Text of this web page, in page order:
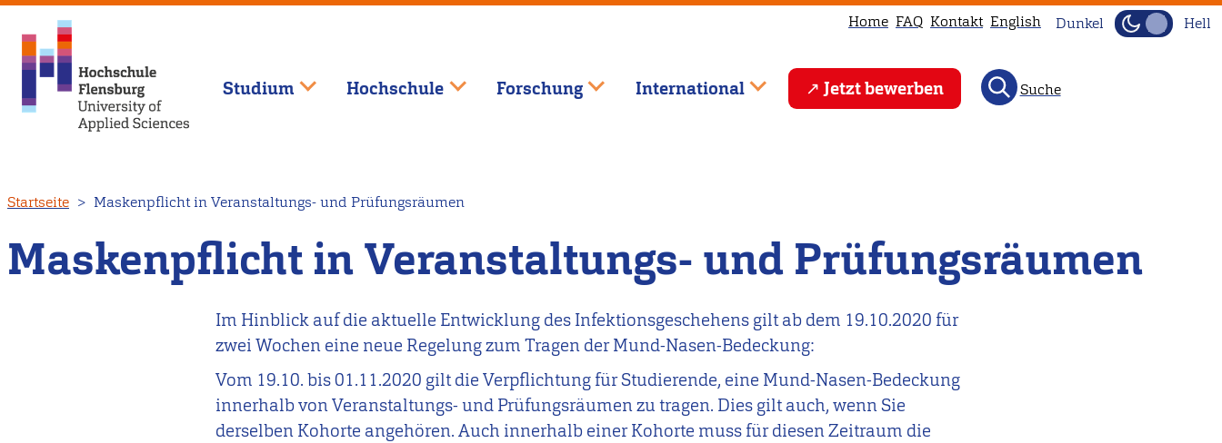
zum
Inhalt
Home FAQ Kontakt English Dunkel Hell
Studium Hochschule Forschung International Jetzt bewerben Suche
Startseite Maskenpflicht in Veranstaltungs- und Prüfungsräumen
Maskenpflicht in Veranstaltungs- und Prüfungsräumen
Im Hinblick auf die aktuelle Entwicklung des Infektionsgeschehens gilt ab dem 19.10.2020 für
zwei Wochen eine neue Regelung zum Tragen der Mund-Nasen-Bedeckung:
Vom 19.10. bis 01.11.2020 gilt die Verpflichtung für Studierende, eine Mund-Nasen-Bedeckung
innerhalb von Veranstaltungs- und Prüfungsräumen zu tragen. Dies gilt auch, wenn Sie
derselben Kohorte angehören. Auch innerhalb einer Kohorte muss für diesen Zeitraum die